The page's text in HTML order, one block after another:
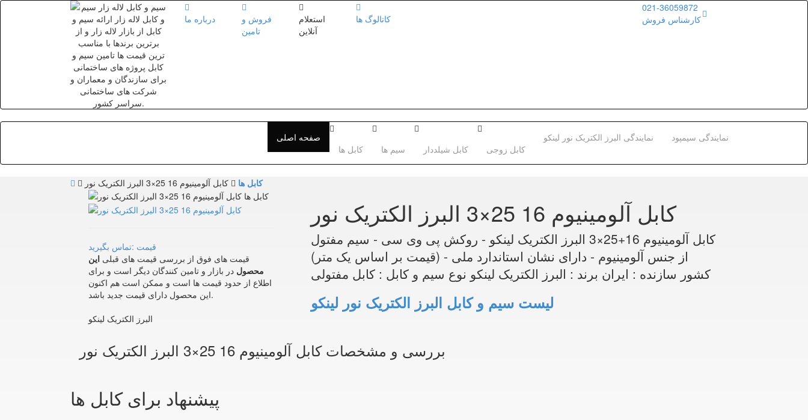
درباره ما
فروش و
تامین
استعلام
آنلاین
کاتالوگ ها
021-36059872
کارشناس فروش
صفحه اصلی
کابل ها
سیم ها کابل شیلددار کابل زوجی
نمایندگی البرز الکتریک نور لینکو نمایندگی سیمپود
کابل ها کابل آلومینیوم 16 25×3 البرز الکتریک نور
قیمت :تماس بگیرید
قیمت های فوق از بررسی قیمت های قبلی این
محصول در بازار و تامین کنندگان دیگر است و برای
اطلاع از حدود قیمت ها است و ممکن است هم اکنون
این محصول دارای قیمت جدید باشد.
البرز الکتریک لینکو
کابل آلومینیوم 16 25×3 البرز الکتریک نور
کابل آلومینیوم 16+25×3 البرز الکتریک لینکو - روکش پی وی سی - سیم مفتول
از جنس آلومینیوم - دارای نشان استاندارد ملی - (قیمت بر اساس یک متر)
کشور سازنده : ایران برند : البرز الکتریک لینکو نوع سیم و کابل : کابل مفتولی
لیست سیم و کابل البرز الکتریک نور لینکو
بررسی و مشخصات کابل آلومینیوم 16 25×3 البرز الکتریک نور
پیشنهاد برای کابل ها